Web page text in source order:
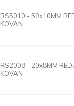
RS5010 - 50x10MM
KOVAN
RS2008 - 20x8MM
KOVAN